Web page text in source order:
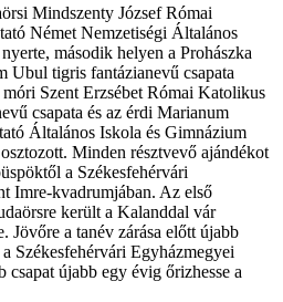
Mindszenty József Római
Német Nemzetiségi Általános
második helyen a Prohászka
tigris fantázianevű csapata
Szent Erzsébet Római Katolikus
csapata és az érdi Marianum
Általános Iskola és Gimnázium
Minden résztvevő ajándékot
a Székesfehérvári
Imre-kvadrumjában. Az első
került a Kalanddal vár
Jövőre a tanév zárása előtt újabb
Székesfehérvári Egyházmegyei
újabb egy évig őrizhesse a